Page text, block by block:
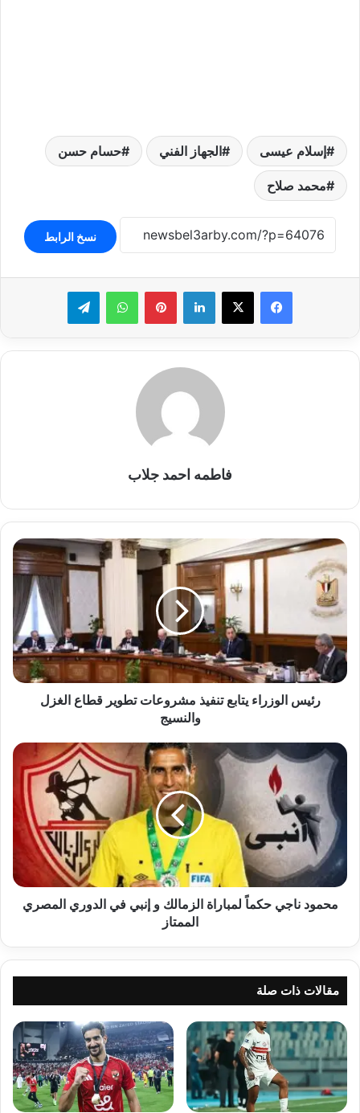
إسلام عيسى الجهاز الفني حسام حسن
محمد صلاح
نسخ الرابط
لينكدإن بينتيريستواتساب تيلقرام
فاطمه احمد جلاب
رئيس
الوزراء
يتابع
تنفيذ
مشروعات
تطوير
قطاع
الغزل
والنسيج
رئيس الوزراء يتابع تنفيذ مشروعات تطوير قطاع الغزل
والنسيج
محمود
ناجي
حكماً
لمباراة
الزمالك
إنبي
في
الدوري
المصري
محمود ناجي حكماً لمباراة الزمالك و إنبي في الدوري المصري
الممتاز
مقالات ذات صلة